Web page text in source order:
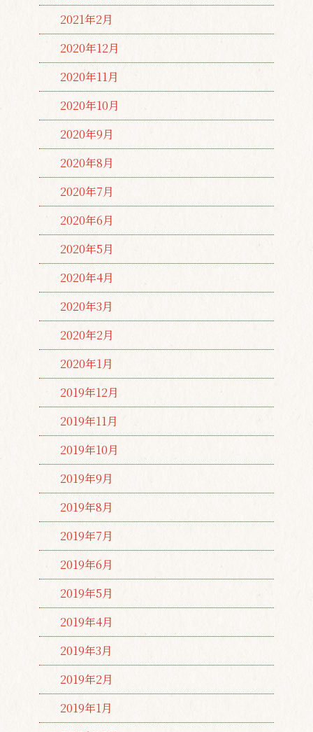
2021年2月
2020年12月
2020年11月
2020年10月
2020年9月
2020年8月
2020年7月
2020年6月
2020年5月
2020年4月
2020年3月
2020年2月
2020年1月
2019年12月
2019年11月
2019年10月
2019年9月
2019年8月
2019年7月
2019年6月
2019年5月
2019年4月
2019年3月
2019年2月
2019年1月